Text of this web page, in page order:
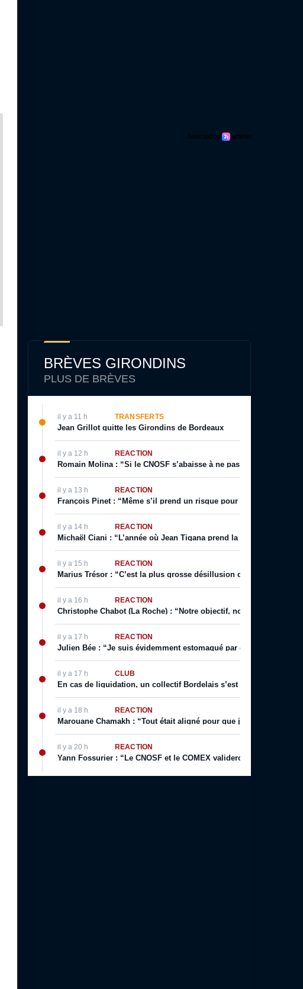
BRÈVES GIRONDINS
PLUS DE BRÈVES
il y a 11 h TRANSFERTS
Jean Grillot quitte les Girondins de Bordeaux
il y a 12 h RÉACTION
Romain Molina : “Si le CNOSF s’abaisse à ne pas respecter ses
il y a 13 h RÉACTION
François Pinet : “Même s’il prend un risque pour son image, il
il y a 14 h RÉACTION
Michaël Ciani : “L’année où Jean Tigana prend la place de
il y a 15 h RÉACTION
Marius Trésor : “C’est la plus grosse désillusion que j’ai eue sur
il y a 16 h RÉACTION
Christophe Chabot (La Roche) : “Notre objectif, notre rêve, c’est
il y a 17 h RÉACTION
Julien Bée : “Je suis évidemment estomaqué par ce texte, qui
il y a 17 h CLUB
En cas de liquidation, un collectif Bordelais s’est constitué pour
il y a 18 h RÉACTION
Marouane Chamakh : “Tout était aligné pour que j’arrive du
il y a 20 h RÉACTION
Yann Fossurier : “Le CNOSF et le COMEX valideront. Parce que